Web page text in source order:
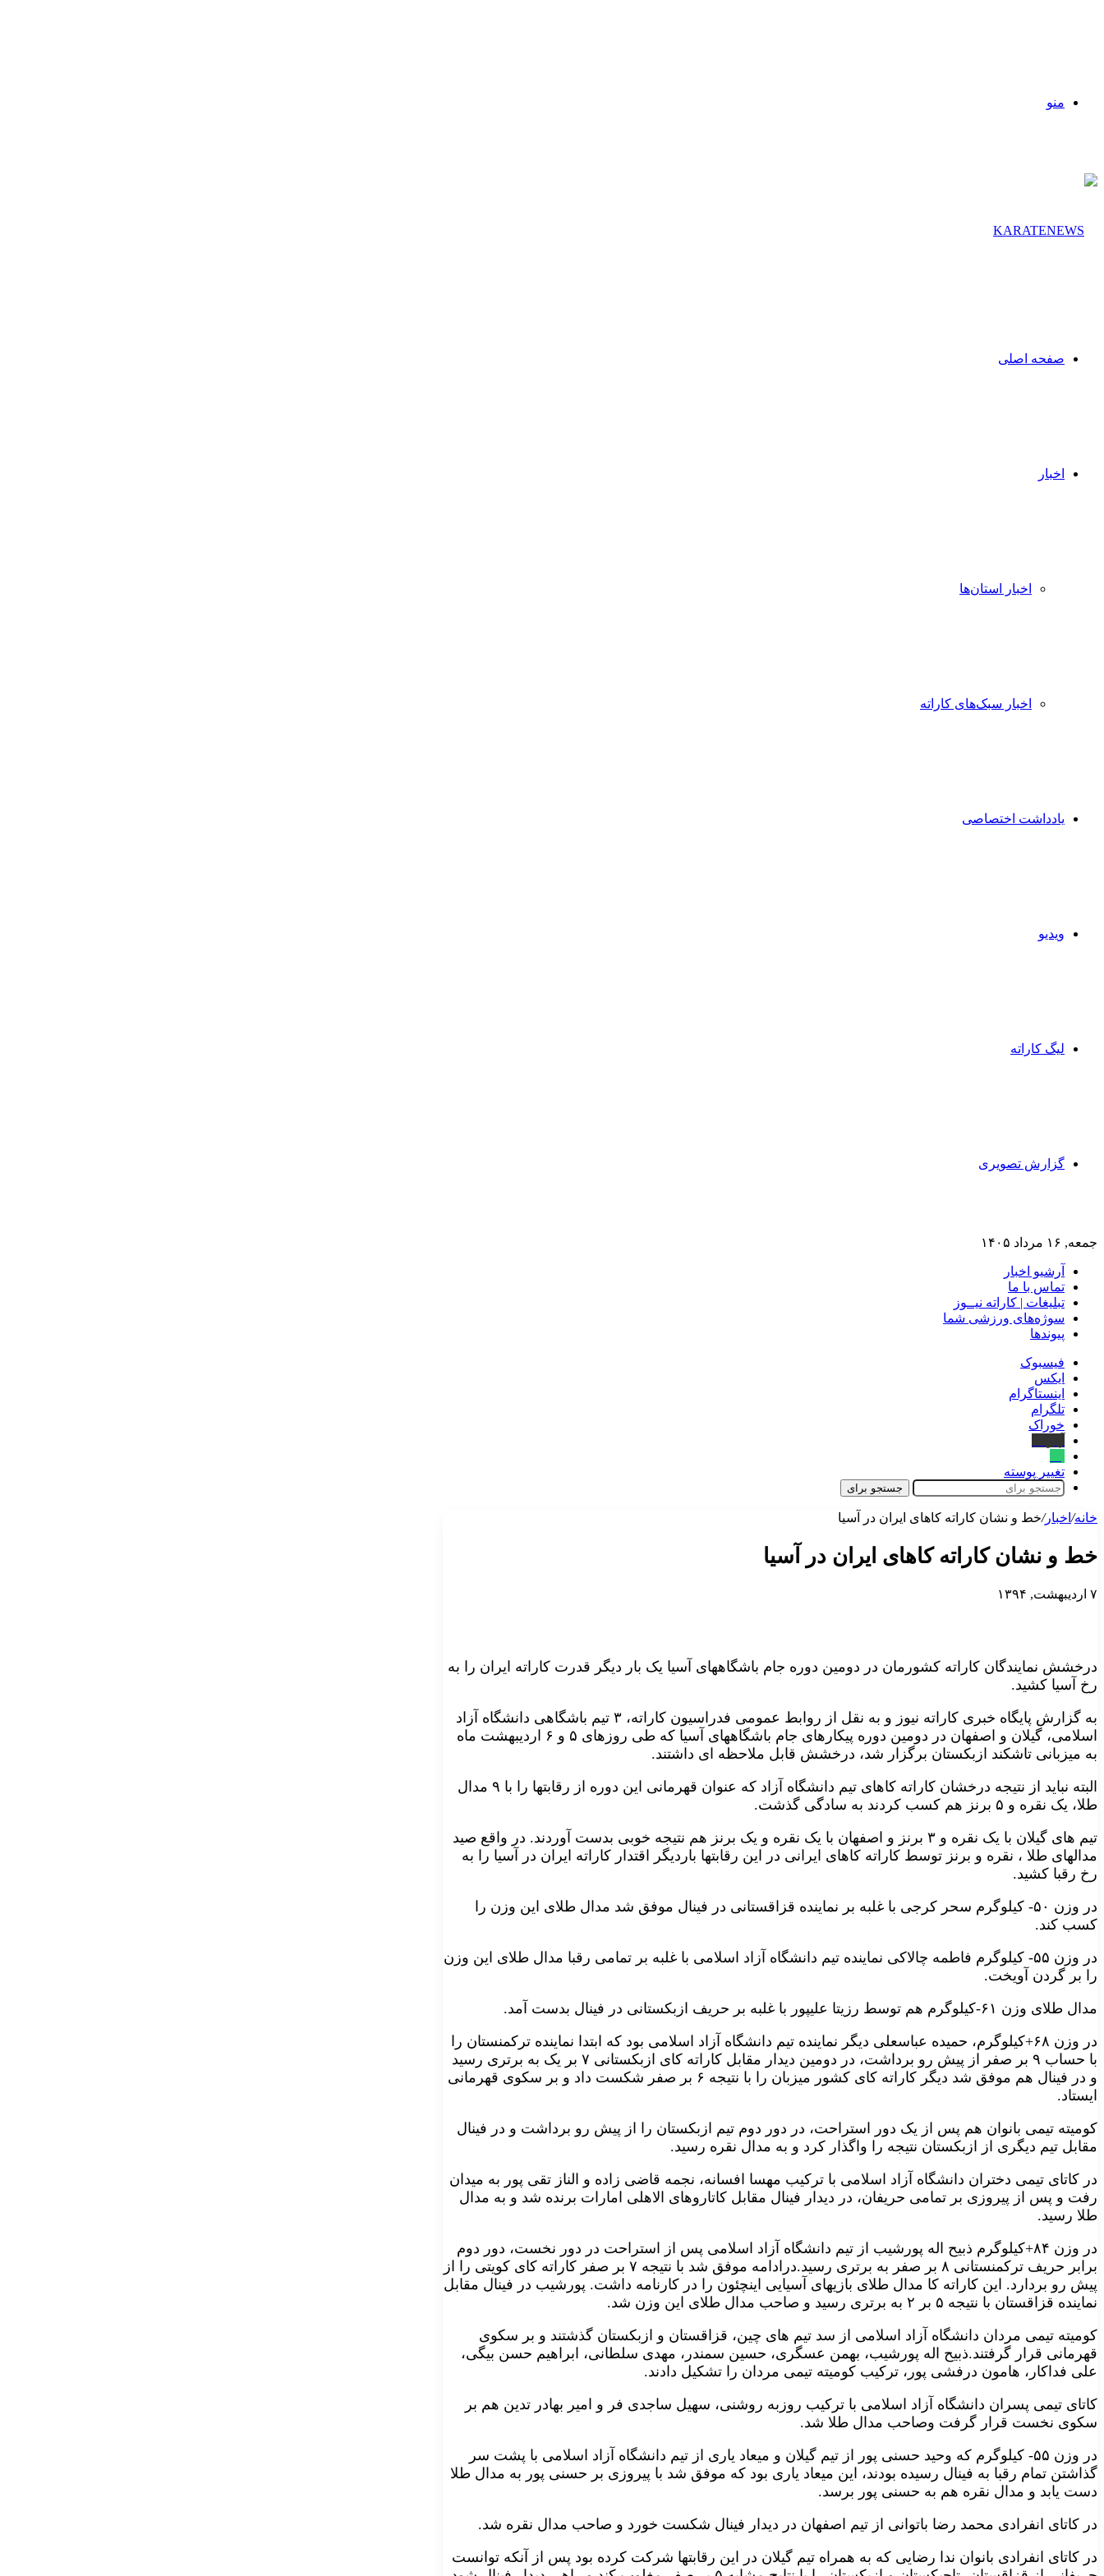
منو
صفحه اصلی
اخبار
اخبار استان‌ها
اخبار سبک‌های کاراته
یادداشت اختصاصی
ویدیو
لیگ کاراته
گزارش تصویری
جمعه, ۱۶ مرداد ۱۴۰۵
آرشیو اخبار
تماس‌ با‌ ما
تبلیغات | کاراته نیــوز
سوژه‌های ورزشی شما
پیوندها
فیسبوک
ایکس
اینستاگرام
تلگرام
خوراک
تغییر پوسته
جستجو برای
خانه/ اخبار/خط و نشان کاراته کاهای ایران در آسیا
خط و نشان کاراته کاهای ایران در آسیا
۷ اردیبهشت, ۱۳۹۴
درخشش نمایندگان کاراته کشورمان در دومین دوره جام باشگاههای آسیا یک بار دیگر قدرت کاراته ایران را به
رخ آسیا کشید.
به گزارش پایگاه خبری کاراته نیوز و به نقل از روابط عمومی فدراسیون کاراته، ۳ تیم باشگاهی دانشگاه آزاد
اسلامی، گیلان و اصفهان در دومین دوره پیکارهای جام باشگاههای آسیا که طی روزهای ۵ و ۶ اردیبهشت ماه
به میزبانی تاشکند ازبکستان برگزار شد، درخشش قابل ملاحظه ای داشتند.
البته نباید از نتیجه درخشان کاراته کاهای تیم دانشگاه آزاد که عنوان قهرمانی این دوره از رقابتها را با ۹ مدال
طلا، یک نقره و ۵ برنز هم کسب کردند به سادگی گذشت.
تیم های گیلان با یک نقره و ۳ برنز و اصفهان با یک نقره و یک برنز هم نتیجه خوبی بدست آوردند. در واقع صید
مدالهای طلا ، نقره و برنز توسط کاراته کاهای ایرانی در این رقابتها باردیگر اقتدار کاراته ایران در آسیا را به
رخ رقبا کشید.
در وزن ۵۰- کیلوگرم سحر کرجی با غلبه بر نماینده قزاقستانی در فینال موفق شد مدال طلای این وزن را
کسب کند.
در وزن ۵۵- کیلوگرم فاطمه چالاکی نماینده تیم دانشگاه آزاد اسلامی با غلبه بر تمامی رقبا مدال طلای این وزن
را بر گردن آویخت.
مدال طلای وزن ۶۱-کیلوگرم هم توسط رزیتا علیپور با غلبه بر حریف ازبکستانی در فینال بدست آمد.
در وزن ۶۸+کیلوگرم، حمیده عباسعلی دیگر نماینده تیم دانشگاه آزاد اسلامی بود که ابتدا نماینده ترکمنستان را
با حساب ۹ بر صفر از پیش رو برداشت، در دومین دیدار مقابل کاراته کای ازبکستانی ۷ بر یک به برتری رسید
و در فینال هم موفق شد دیگر کاراته کای کشور میزبان را با نتیجه ۶ بر صفر شکست داد و بر سکوی قهرمانی
ایستاد.
کومیته تیمی بانوان هم پس از یک دور استراحت، در دور دوم تیم ازبکستان را از پیش رو برداشت و در فینال
مقابل تیم دیگری از ازبکستان نتیجه را واگذار کرد و به مدال نقره رسید.
در کاتای تیمی دختران دانشگاه آزاد اسلامی با ترکیب مهسا افسانه، نجمه قاضی زاده و الناز تقی پور به میدان
رفت و پس از پیروزی بر تمامی حریفان، در دیدار فینال مقابل کاتاروهای الاهلی امارات برنده شد و به مدال
طلا رسید.
در وزن ۸۴+کیلوگرم ذبیح اله پورشیب از تیم دانشگاه آزاد اسلامی پس از استراحت در دور نخست، دور دوم
برابر حریف ترکمنستانی ۸ بر صفر به برتری رسید.درادامه موفق شد با نتیجه ۷ بر صفر کاراته کای کویتی را از
پیش رو بردارد. این کاراته کا مدال طلای بازیهای آسیایی اینچئون را در کارنامه داشت. پورشیب در فینال مقابل
نماینده قزاقستان با نتیجه ۵ بر ۲ به برتری رسید و صاحب مدال طلای این وزن شد.
کومیته تیمی مردان دانشگاه آزاد اسلامی از سد تیم های چین، قزاقستان و ازبکستان گذشتند و بر سکوی
قهرمانی قرار گرفتند.ذبیح اله پورشیب، بهمن عسگری، حسین سمندر، مهدی سلطانی، ابراهیم حسن بیگی،
علی فداکار، هامون درفشی پور، ترکیب کومیته تیمی مردان را تشکیل دادند.
کاتای تیمی پسران دانشگاه آزاد اسلامی با ترکیب روزبه روشنی، سهیل ساجدی فر و امیر بهادر تدین هم بر
سکوی نخست قرار گرفت وصاحب مدال طلا شد.
در وزن ۵۵- کیلوگرم که وحید حسنی پور از تیم گیلان و میعاد یاری از تیم دانشگاه آزاد اسلامی با پشت سر
گذاشتن تمام رقبا به فینال رسیده بودند، این میعاد یاری بود که موفق شد با پیروزی بر حسنی پور به مدال طلا
دست یابد و مدال نقره هم به حسنی پور برسد.
در کاتای انفرادی محمد رضا باتوانی از تیم اصفهان در دیدار فینال شکست خورد و صاحب مدال نقره شد.
در کاتای انفرادی بانوان ندا رضایی که به همراه تیم گیلان در این رقابتها شرکت کرده بود پس از آنکه توانست